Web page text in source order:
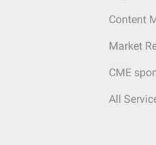
Content
Market
CME
All